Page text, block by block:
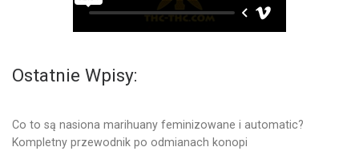
Ostatnie Wpisy:
Co to są nasiona marihuany feminizowane i automatic?
Kompletny przewodnik po odmianach konopi